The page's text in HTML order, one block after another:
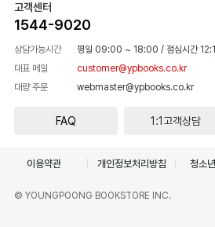
고객센터
1544-9020
상담가능시간 평일 09:00 ~ 18:00 / 점심시간
대표 메일
customer@ypbooks.co.kr
대량 주문
webmaster@ypbooks.co.kr
FAQ 1:1고객상담
이용약관 개인정보처리방침 청소
© YOUNGPOONG BOOKSTORE INC.